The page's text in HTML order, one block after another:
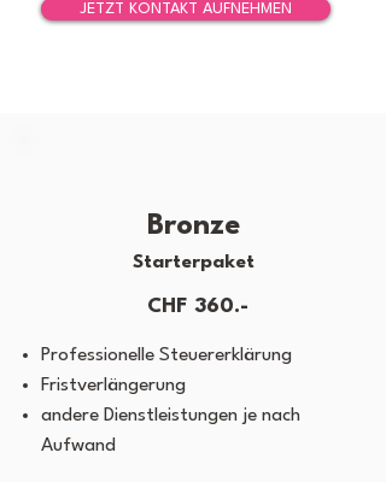
JETZT KONTAKT AUFNEHMEN
Bronze
Starterpaket
CHF 360.-
Professionelle Steuererklärung
Fristverlängerung
andere Dienstleistungen je nach
Aufwand